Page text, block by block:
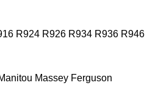
R924 R926 R934 R936 R946
Massey Ferguson